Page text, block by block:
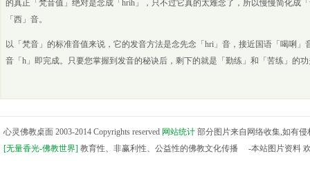
的真正「梵音值」绝对是念成「hrih」，只不过它真的太难念了，所以慢慢简化成
「西」音。
以「梵音」的标准音值来说，它的发音方法是念先念「hri」音，接近国语「喝唎
音「h」即完成。只要您掌握到发音的秘诀后，剩下的就是「勤练」和「苦练」的
心灵佛教桌面 2003-2014 Copyrights reserved 网站统计 部分图片来自网络收集,如有
[无量香光-佛教世界] 教育性、非赢利性、公益性的佛教文化传播 -本站图片资料